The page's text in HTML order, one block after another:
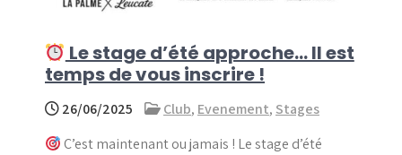
Le stage d’été approche… Il est
temps de vous inscrire !
26/06/2025 Club, Evenement, Stages
C’est maintenant ou jamais ! Le stage d’été